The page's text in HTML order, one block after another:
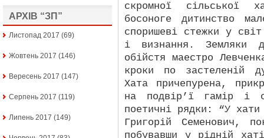
АРХІВ “ЗП”
Листопад 2017 (69)
Жовтень 2017 (146)
Вересень 2017 (147)
Серпень 2017 (119)
Липень 2017 (149)
скромної сільської
босоноге дитинство
споришеві стежки у
і визнання. Земляки
обійстя маестро
кроки по застеленій
Хата причепурена,
на подвір’ї гамір і
поетичні рядки: “У
Григорій Семенович,
побувавши у рідній